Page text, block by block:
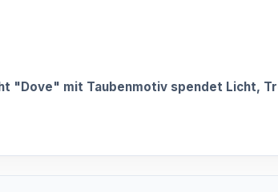
"Dove" mit Taubenmotiv spendet Licht,